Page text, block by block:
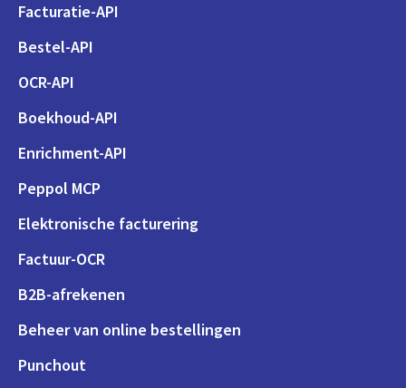
Facturatie-API
Bestel-API
OCR-API
Boekhoud-API
Enrichment-API
Peppol MCP
Elektronische facturering
Factuur-OCR
B2B-afrekenen
Beheer van online bestellingen
Punchout